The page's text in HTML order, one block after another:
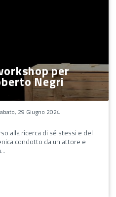
per
Negri
29 Giugno 2024
alla ricerca di sé stessi e del
condotto da un attore e